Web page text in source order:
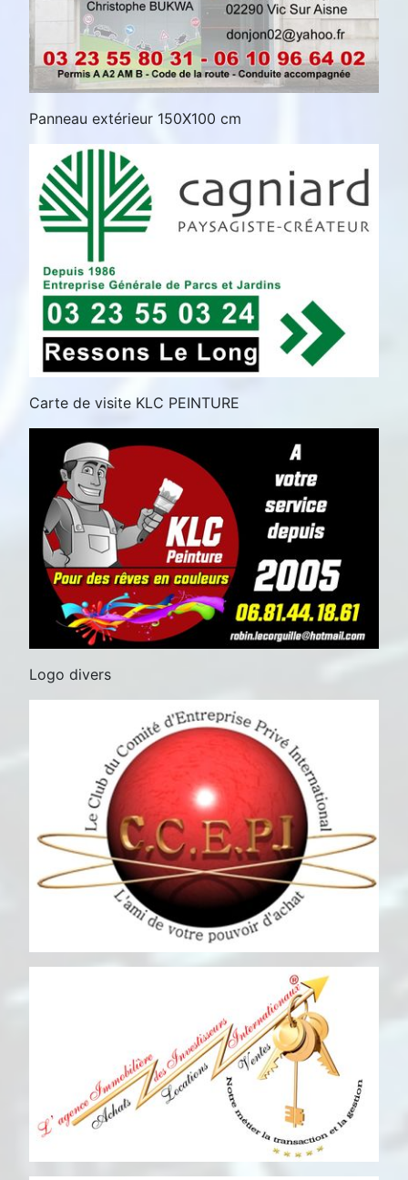
Panneau extérieur 150X100 cm
Carte de visite KLC PEINTURE
Logo divers